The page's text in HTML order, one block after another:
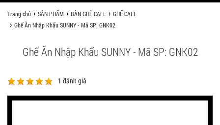
SẢN PHẨM
Trang chủ SẢN PHẨM BÀN GHẾ CAFE
GHẾ CAFE
Ghế Ăn Nhập Khẩu SUNNY - Mã SP: GNK02
Ghế Ăn Nhập Khẩu SUNNY - Mã SP: GNK02
1 đánh giá